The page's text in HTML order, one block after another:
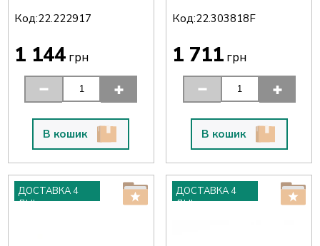
Код:22.222917
1 144грн
В кошик
Код:22.303818F
1 711 грн
В кошик
ДОСТАВКА 4
ДНІ
ДОСТАВКА 4
ДНІ